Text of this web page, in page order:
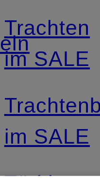
Trachten
im SALE
im SALE